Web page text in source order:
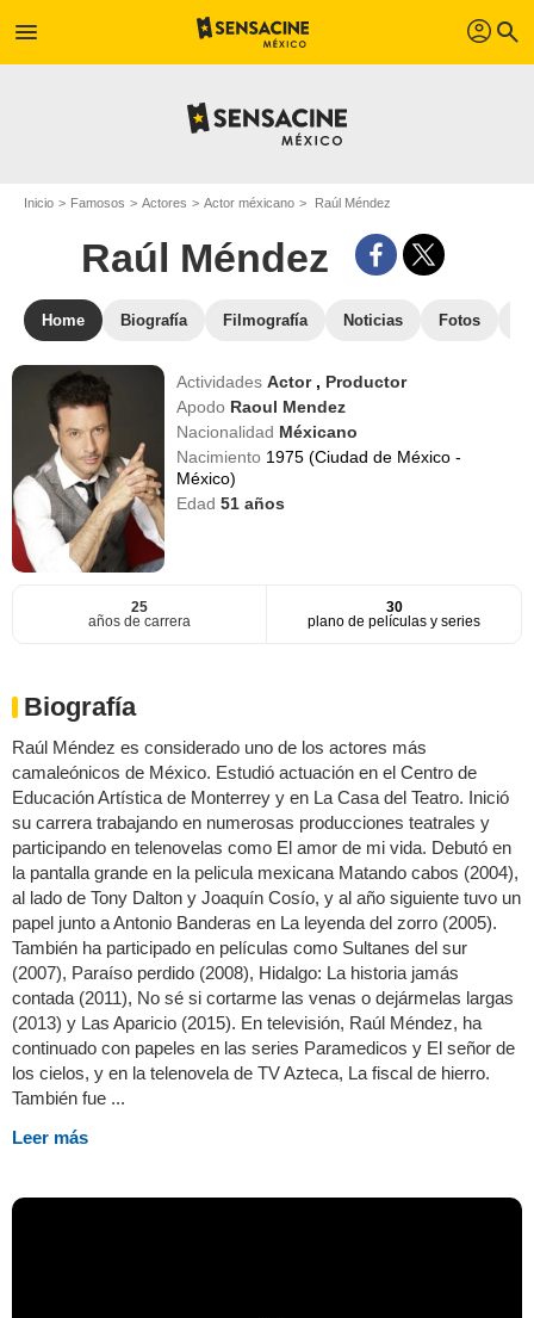
menu profil search
Inicio Famosos Actores Actor méxicano Raúl Méndez
Raúl Méndez
Home Biografía Filmografía Noticias Fotos
ActividadesActor , Productor
Apodo Raoul Mendez
Nacionalidad Méxicano
Nacimiento 1975 (Ciudad de México -
México)
Edad51 años
25
años de carrera
30
plano de películas y series
Biografía
Raúl Méndez es considerado uno de los actores más
camaleónicos de México. Estudió actuación en el Centro de
Educación Artística de Monterrey y en La Casa del Teatro. Inició
su carrera trabajando en numerosas producciones teatrales y
participando en telenovelas como El amor de mi vida. Debutó en
la pantalla grande en la pelicula mexicana Matando cabos (2004),
al lado de Tony Dalton y Joaquín Cosío, y al año siguiente tuvo un
papel junto a Antonio Banderas en La leyenda del zorro (2005).
También ha participado en películas como Sultanes del sur
(2007), Paraíso perdido (2008), Hidalgo: La historia jamás
contada (2011), No sé si cortarme las venas o dejármelas largas
(2013) y Las Aparicio (2015). En televisión, Raúl Méndez, ha
continuado con papeles en las series Paramedicos y El señor de
los cielos, y en la telenovela de TV Azteca, La fiscal de hierro.
También fue ...
Leer más